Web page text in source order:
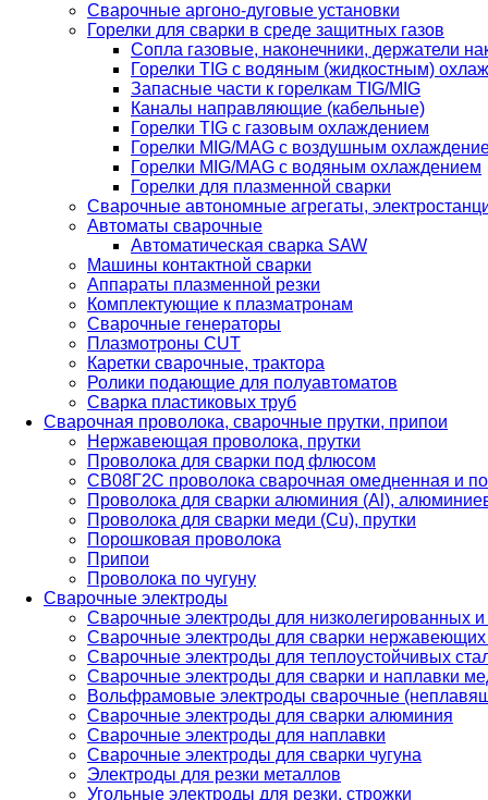
Сварочные аргоно-дуговые установки
Горелки для сварки в среде защитных газов
Сопла газовые, наконечники, держатели
Горелки TIG с водяным (жидкостным)
Запасные части к горелкам TIG/MIG
Каналы направляющие (кабельные)
Горелки TIG с газовым охлаждением
Горелки MIG/MAG с воздушным
Горелки MIG/MAG с водяным охлаждением
Горелки для плазменной сварки
Сварочные автономные агрегаты,
Автоматы сварочные
Автоматическая сварка SAW
Машины контактной сварки
Аппараты плазменной резки
Комплектующие к плазматронам
Сварочные генераторы
Плазмотроны CUT
Каретки сварочные, трактора
Ролики подающие для полуавтоматов
Сварка пластиковых труб
Сварочная проволока, сварочные прутки, припои
Нержавеющая проволока, прутки
Проволока для сварки под флюсом
СВ08Г2С проволока сварочная омедненная и
Проволока для сварки алюминия (Al),
Проволока для сварки меди (Cu), прутки
Порошковая проволока
Припои
Проволока по чугуну
Сварочные электроды
Сварочные электроды для низколегированных и
Сварочные электроды для сварки
Сварочные электроды для теплоустойчивых
Сварочные электроды для сварки и наплавки
Вольфрамовые электроды сварочные
Сварочные электроды для сварки алюминия
Сварочные электроды для наплавки
Сварочные электроды для сварки чугуна
Электроды для резки металлов
Угольные электроды для резки, строжки